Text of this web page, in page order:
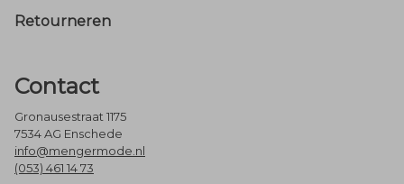
Retourneren
Contact
Gronausestraat 1175
7534 AG Enschede
info@mengermode.nl
(053) 461 14 73